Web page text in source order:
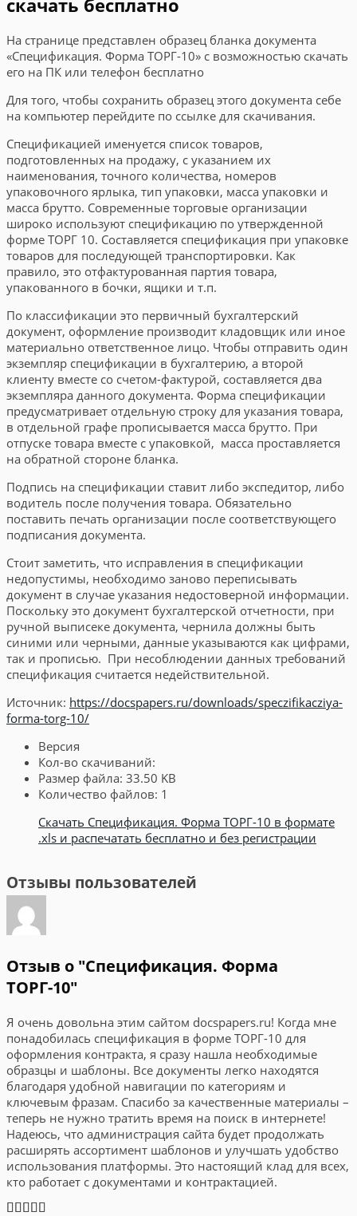
скачать бесплатно
На странице представлен образец бланка документа
«Спецификация. Форма ТОРГ-10» с возможностью скачать
его на ПК или телефон бесплатно
Для того, чтобы сохранить образец этого документа себе
на компьютер перейдите по ссылке для скачивания.
Спецификацией именуется список товаров,
подготовленных на продажу, с указанием их
наименования, точного количества, номеров
упаковочного ярлыка, тип упаковки, масса упаковки и
масса брутто. Современные торговые организации
широко используют спецификацию по утвержденной
форме ТОРГ 10. Составляется спецификация при упаковке
товаров для последующей транспортировки. Как
правило, это отфактурованная партия товара,
упакованного в бочки, ящики и т.п.
По классификации это первичный бухгалтерский
документ, оформление производит кладовщик или иное
материально ответственное лицо. Чтобы отправить один
экземпляр спецификации в бухгалтерию, а второй
клиенту вместе со счетом-фактурой, составляется два
экземпляра данного документа. Форма спецификации
предусматривает отдельную строку для указания товара,
в отдельной графе прописывается масса брутто. При
отпуске товара вместе с упаковкой, масса проставляется
на обратной стороне бланка.
Подпись на спецификации ставит либо экспедитор, либо
водитель после получения товара. Обязательно
поставить печать организации после соответствующего
подписания документа.
Стоит заметить, что исправления в спецификации
недопустимы, необходимо заново переписывать
документ в случае указания недостоверной информации.
Поскольку это документ бухгалтерской отчетности, при
ручной выписеке документа, чернила должны быть
синими или черными, данные указываются как цифрами,
так и прописью. При несоблюдении данных требований
спецификация считается недействительной.
Источник: https://docspapers.ru/downloads/speczifikacziya-
forma-torg-10/
Версия
Кол-во скачиваний:
Размер файла: 33.50 KB
Количество файлов: 1
Скачать Спецификация. Форма ТОРГ-10 в формате
.xls и распечатать бесплатно и без регистрации
Отзывы пользователей
Отзыв о "Спецификация. Форма
ТОРГ-10"
Я очень довольна этим сайтом docspapers.ru! Когда мне
понадобилась спецификация в форме ТОРГ-10 для
оформления контракта, я сразу нашла необходимые
образцы и шаблоны. Все документы легко находятся
благодаря удобной навигации по категориям и
ключевым фразам. Спасибо за качественные материалы –
теперь не нужно тратить время на поиск в интернете!
Надеюсь, что администрация сайта будет продолжать
расширять ассортимент шаблонов и улучшать удобство
использования платформы. Это настоящий клад для всех,
кто работает с документами и контрактацией.